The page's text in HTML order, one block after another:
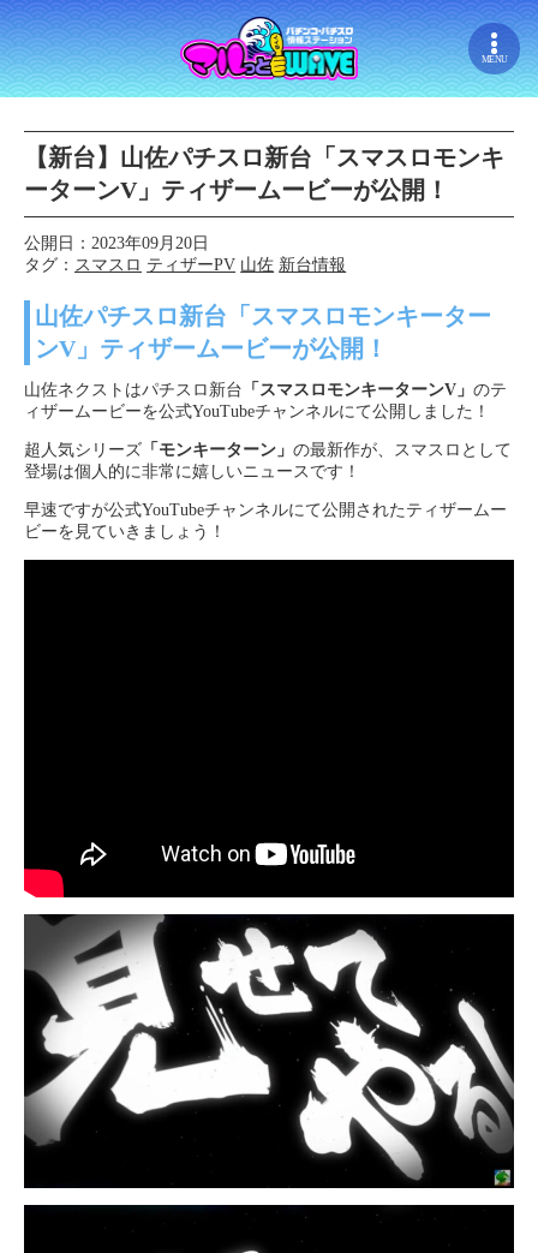
【新台】山佐パチスロ新台「スマスロモンキ
ーターンV」ティザームービーが公開！
公開日：2023年09月20日
タグ： スマスロ ティザーPV 山佐 新台情報
山佐パチスロ新台「スマスロモンキーター
ンV」ティザームービーが公開！
山佐ネクストはパチスロ新台 「スマスロモンキーターンV」 のテ
ィザームービーを公式YouTubeチャンネルにて公開しました！
超人気シリーズ 「モンキーターン」 の最新作が、スマスロとして
登場は個人的に非常に嬉しいニュースです！
早速ですが公式YouTubeチャンネルにて公開されたティザームー
ビーを見ていきましょう！
MENU